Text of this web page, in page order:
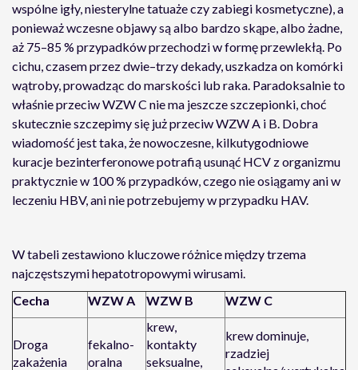
wspólne igły, niesterylne tatuaże czy zabiegi kosmetyczne), a
ponieważ wczesne objawy są albo bardzo skąpe, albo żadne,
aż 75–85 % przypadków przechodzi w formę przewlekłą. Po
cichu, czasem przez dwie–trzy dekady, uszkadza on komórki
wątroby, prowadząc do marskości lub raka. Paradoksalnie to
właśnie przeciw WZW C nie ma jeszcze szczepionki, choć
skutecznie szczepimy się już przeciw WZW A i B. Dobra
wiadomość jest taka, że nowoczesne, kilkutygodniowe
kuracje bezinterferonowe potrafią usunąć HCV z organizmu
praktycznie w 100 % przypadków, czego nie osiągamy ani w
leczeniu HBV, ani nie potrzebujemy w przypadku HAV.
W tabeli zestawiono kluczowe różnice między trzema
najczęstszymi hepatotropowymi wirusami.
Cecha
WZW A WZW B WZW C
Droga
zakażenia
fekalno-
oralna
krew,
kontakty
seksualne,
krew dominuje,
rzadziej